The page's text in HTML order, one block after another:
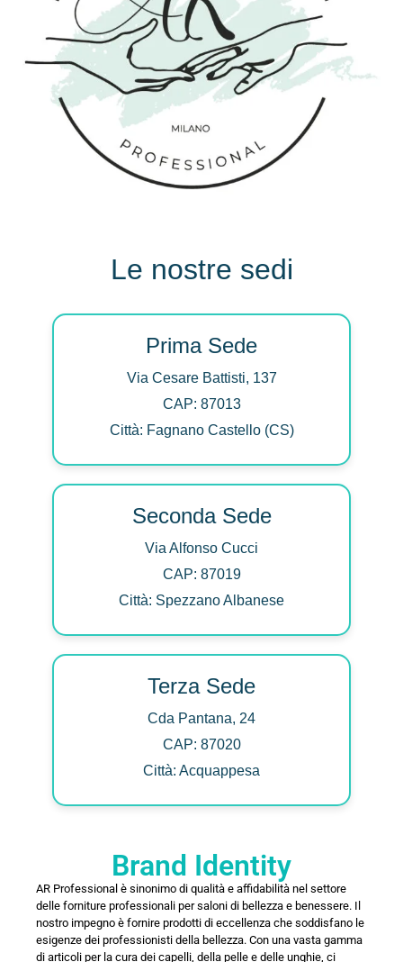
Le nostre sedi
Prima Sede
Via Cesare Battisti, 137
CAP: 87013
Città: Fagnano Castello (CS)
Seconda Sede
Via Alfonso Cucci
CAP: 87019
Città: Spezzano Albanese
Terza Sede
Cda Pantana, 24
CAP: 87020
Città: Acquappesa
Brand Identity
AR Professional è sinonimo di qualità e affidabilità nel settore
delle forniture professionali per saloni di bellezza e benessere. Il
nostro impegno è fornire prodotti di eccellenza che soddisfano le
esigenze dei professionisti della bellezza. Con una vasta gamma
di articoli per la cura dei capelli, della pelle e delle unghie, ci